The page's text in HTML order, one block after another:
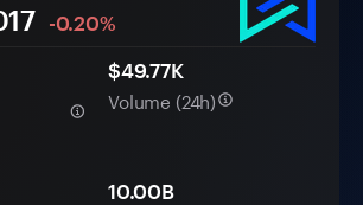
-0.20%
$49.77K
Volume (24h)
10.00B